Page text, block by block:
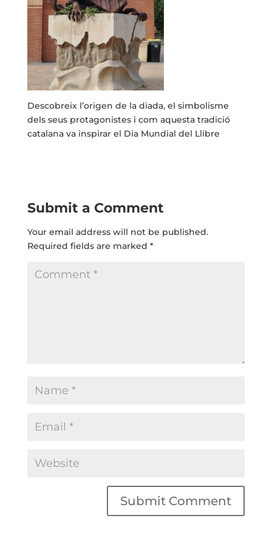
Descobreix l’origen de la diada, el simbolisme
dels seus protagonistes i com aquesta tradició
catalana va inspirar el Dia Mundial del Llibre
Submit a Comment
Your email address will not be published.
Required fields are marked *